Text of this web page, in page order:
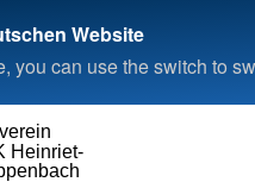
Website
you can use the switch to
Heinriet-